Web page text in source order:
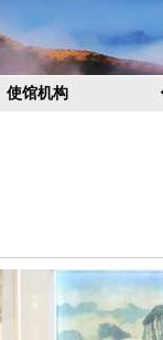
使馆机构